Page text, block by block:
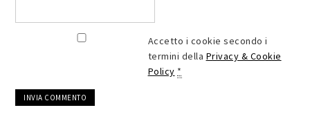
Accetto i cookie secondo i
termini della Privacy & Cookie
Policy *